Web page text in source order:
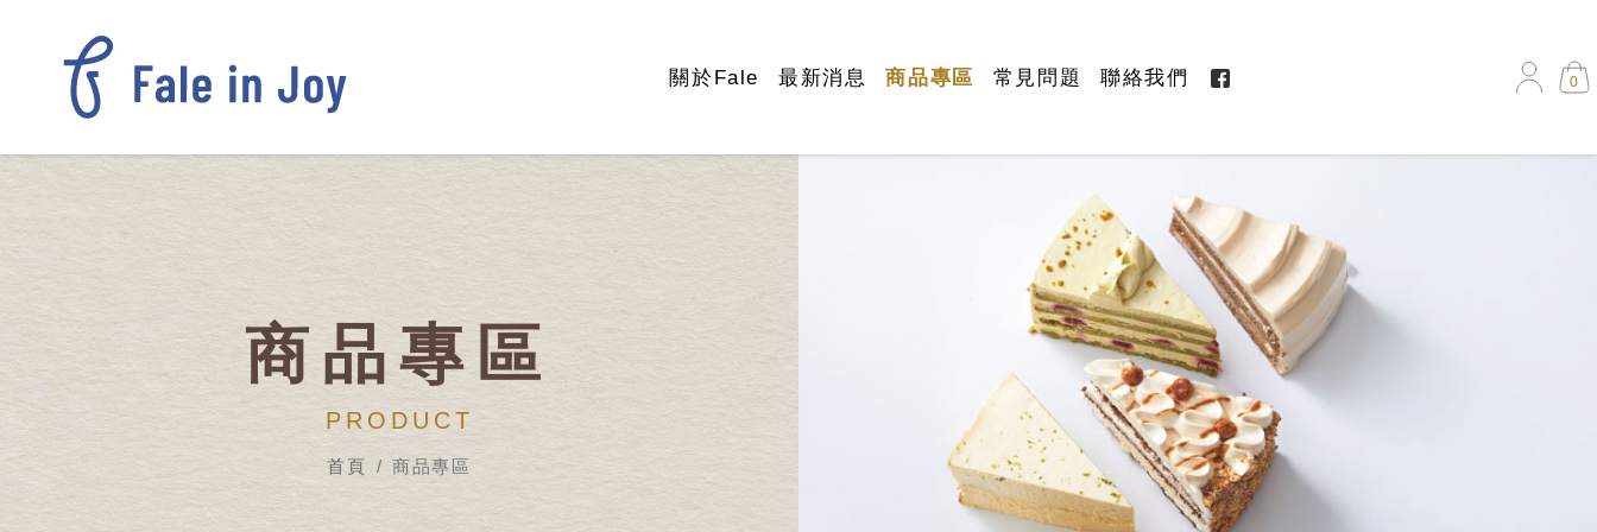
關於Fale 最新消息 商品專區 常見問題 聯絡我們 0
商品專區
PRODUCT
首頁 商品專區